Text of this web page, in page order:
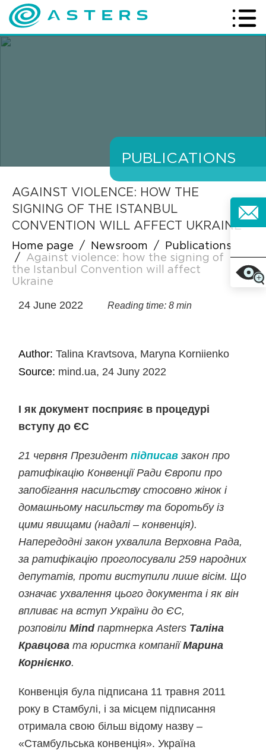
PUBLICATIONS
AGAINST VIOLENCE: HOW THE
SIGNING OF THE ISTANBUL
CONVENTION WILL AFFECT UKRAINE
Home page / Newsroom /
Publications
/
Against violence: how the signing of
the Istanbul Convention will affect
Ukraine
24 June 2022 Reading time: 8 min
Author:Talina Kravtsova, Maryna Korniienko
Source: mind.ua, 24 Juny 2022
І як документ посприяє в процедурі
вступу до ЄС
21 червня Президентпідписав закон про
ратифікацію Конвенції Ради Європи про
запобігання насильству стосовно жінок і
домашньому насильству та боротьбу із
цими явищами (надалі – конвенція).
Напередодні закон ухвалила Верховна Рада,
за ратифікацію проголосували 259 народних
депутатів, проти виступили лише вісім. Що
означає ухвалення цього документа і як він
впливає на вступ України до ЄС,
розповілиMindпартнерка Asters Таліна
Кравцова та юристка компаніїМарина
Корнієнко.
Конвенція була підписана 11 травня 2011
року в Стамбулі, і за місцем підписання
отримала свою більш відому назву –
«Стамбульська конвенція». Україна